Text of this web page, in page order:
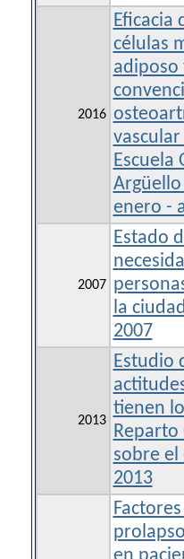
2016
Eficacia
células
adiposo
Escuela
enero -
2007
Estado
la
2007
2013
Estudio
tienen
Reparto
sobre el
2013